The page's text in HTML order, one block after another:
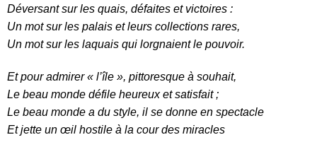
Déversant sur les quais, défaites et victoires :
Un mot sur les palais et leurs collections rares,
Un mot sur les laquais qui lorgnaient le pouvoir.
Et pour admirer « l’île », pittoresque à souhait,
Le beau monde défile heureux et satisfait ;
Le beau monde a du style, il se donne en spectacle
Et jette un œil hostile à la cour des miracles